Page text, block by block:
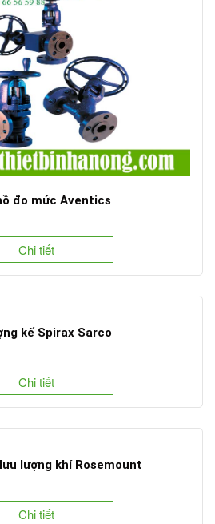
đo mức Aventics
Chi tiết
kế Spirax Sarco
Chi tiết
lượng khí Rosemount
Chi tiết